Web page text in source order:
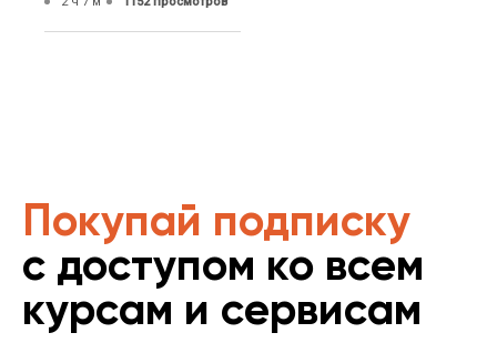
Покупай подписку
с доступом ко всем
курсам и сервисам